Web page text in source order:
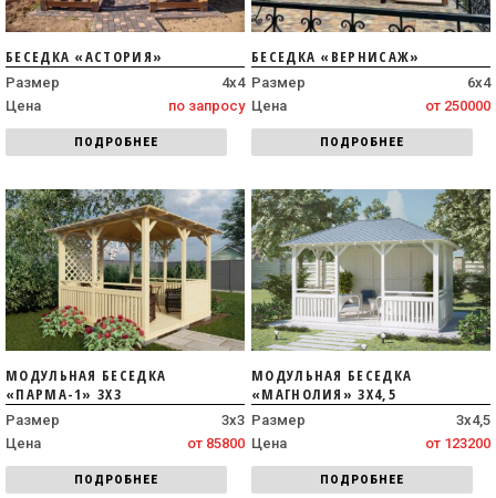
БЕСЕДКА «АСТОРИЯ»
Размер
4х4
Цена
по запросу
ПОДРОБНЕЕ
БЕСЕДКА «ВЕРНИСАЖ»
Размер
6х4
Цена
от 250000
ПОДРОБНЕЕ
МОДУЛЬНАЯ БЕСЕДКА
«ПАРМА-1» 3Х3
Размер
3х3
Цена
от 85800
ПОДРОБНЕЕ
МОДУЛЬНАЯ БЕСЕДКА
«МАГНОЛИЯ» 3Х4,5
Размер
3х4,5
Цена
от 123200
ПОДРОБНЕЕ